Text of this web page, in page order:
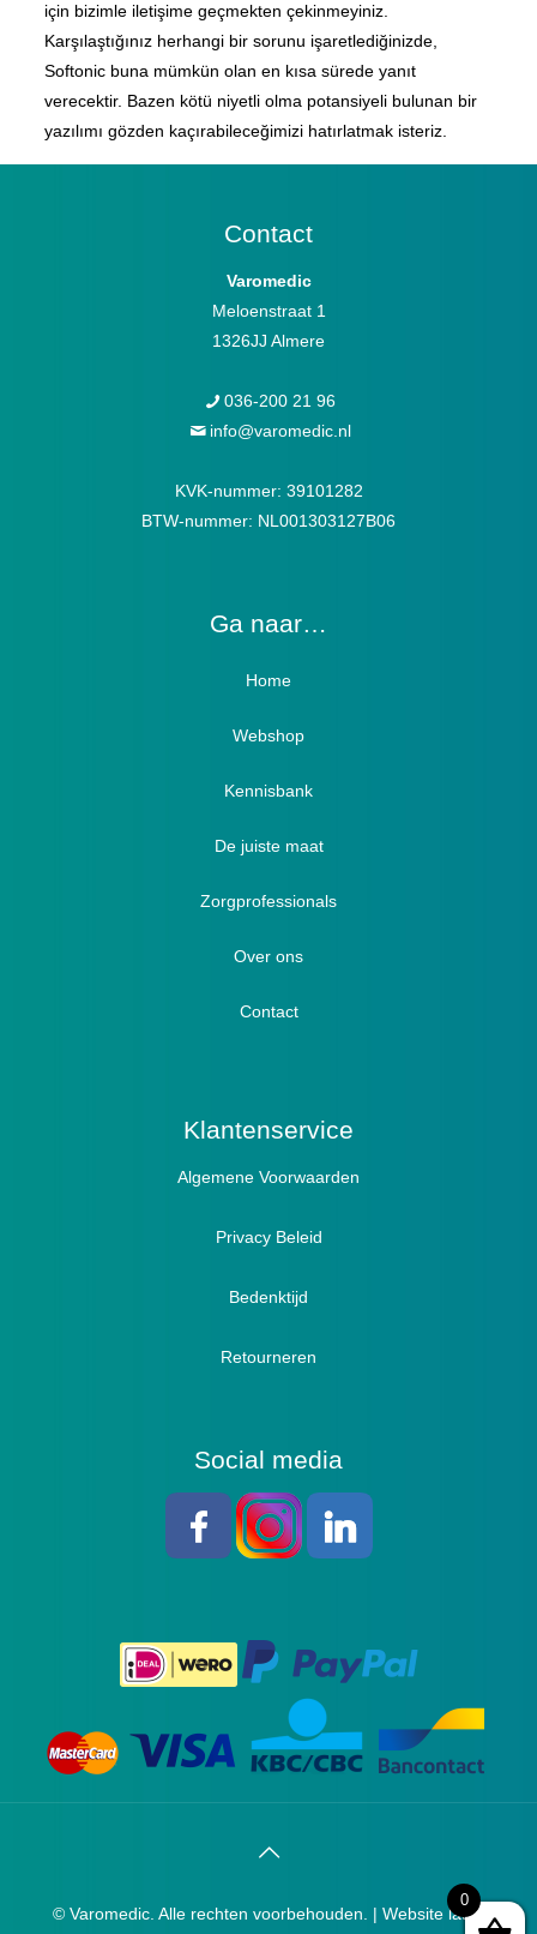
için bizimle iletişime geçmekten çekinmeyiniz.
Karşılaştığınız herhangi bir sorunu işaretlediğinizde,
Softonic buna mümkün olan en kısa sürede yanıt
verecektir. Bazen kötü niyetli olma potansiyeli bulunan bir
yazılımı gözden kaçırabileceğimizi hatırlatmak isteriz.
Contact
Varomedic
Meloenstraat 1
1326JJ Almere
036-200 21 96
info@varomedic.nl
KVK-nummer: 39101282
BTW-nummer: NL001303127B06
Ga naar…
Home
Webshop
Verbandschoenen / Verbandsloffen
Luxe verbandschoenen / stretch (Hallux)
Diabetici
Winterboots
Lymph / Oedeem
Actief
Pantoffels
Sandalen
Kennisbank
Diabetici
Oedeem
Hallux Valgus
Hamertenen
De juiste maat
Zorgprofessionals
Over ons
Contact
Klantenservice
Algemene Voorwaarden
Privacy Beleid
Bedenktijd
Retourneren
Social media
© Varomedic. Alle rechten voorbehouden. | Website laten
0